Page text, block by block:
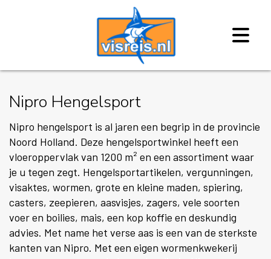
Nipro Hengelsport
Nipro hengelsport is al jaren een begrip in de provincie
Noord Holland. Deze hengelsportwinkel heeft een
vloeroppervlak van 1200 m² en een assortiment waar
je u tegen zegt. Hengelsportartikelen, vergunningen,
visaktes, wormen, grote en kleine maden, spiering,
casters, zeepieren, aasvisjes, zagers, vele soorten
voer en boilies, mais, een kop koffie en deskundig
advies. Met name het verse aas is een van de sterkste
kanten van Nipro. Met een eigen wormenkwekerij